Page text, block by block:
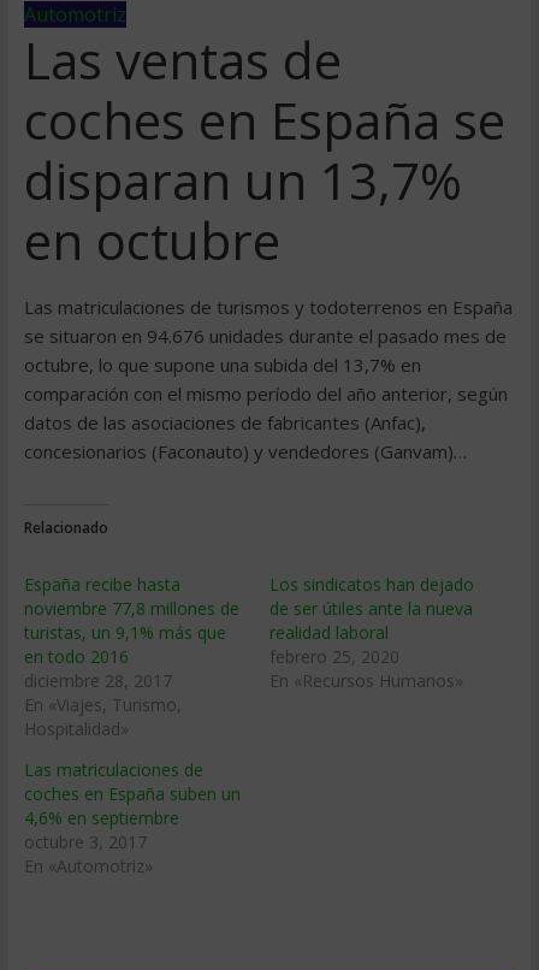
Automotriz
Las ventas de
coches en España se
disparan un 13,7%
en octubre
Las matriculaciones de turismos y todoterrenos en España
se situaron en 94.676 unidades durante el pasado mes de
octubre, lo que supone una subida del 13,7% en
comparación con el mismo período del año anterior, según
datos de las asociaciones de fabricantes (Anfac),
concesionarios (Faconauto) y vendedores (Ganvam)…
Relacionado
España recibe hasta
noviembre 77,8 millones de
turistas, un 9,1% más que
en todo 2016
diciembre 28, 2017
En «Viajes, Turismo,
Hospitalidad»
Los sindicatos han dejado
de ser útiles ante la nueva
realidad laboral
febrero 25, 2020
En «Recursos Humanos»
Las matriculaciones de
coches en España suben un
4,6% en septiembre
octubre 3, 2017
En «Automotriz»